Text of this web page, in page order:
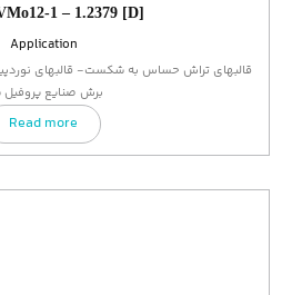
1 – 1.2379 [D]
Application
قالبهای تراش حساس به شکست- قالبهای
برش صنایع پروفیل
Read more